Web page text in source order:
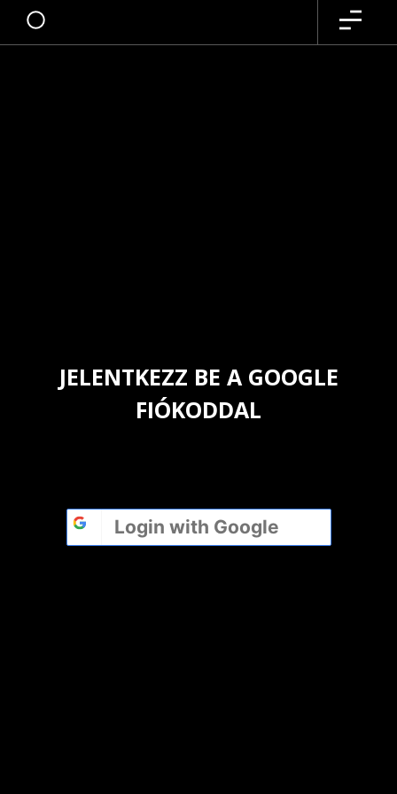
JELENTKEZZ BE A GOOGLE
FIÓKODDAL
Login with Google